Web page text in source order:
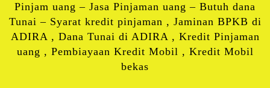
Pinjam uang – Jasa Pinjaman uang – Butuh dana
Tunai – Syarat kredit pinjaman , Jaminan BPKB di
ADIRA , Dana Tunai di ADIRA , Kredit Pinjaman
uang , Pembiayaan Kredit Mobil , Kredit Mobil
bekas